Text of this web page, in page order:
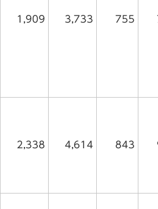
1,909 3,733 755
2,338 4,614 843